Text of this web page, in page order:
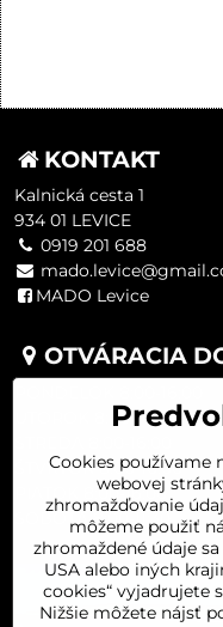
KONTAKT
Kalnická cesta 1
934 01 LEVICE
0919 201 688
MADO Levice
OTVÁRACIA
UTOROK 8:00-16:00
ŠTVRTOK 8:00-16:00
PIATOK 8:00-16:00
SOBOTA 8:00-11:30
Cookies používame
webovej
zhromažďovanie
môžeme použiť
zhromaždené údaje
USA alebo iných
cookies“ vyjadrujete
Nižšie môžete nájsť